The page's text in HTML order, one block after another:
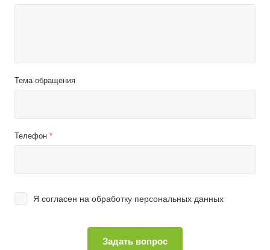
Тема обращения
Телефон *
Я согласен на обработку персональных данных